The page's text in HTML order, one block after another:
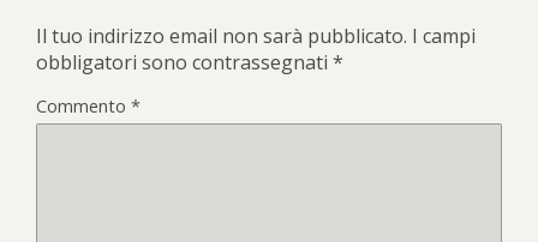
Il tuo indirizzo email non sarà pubblicato. I campi
obbligatori sono contrassegnati *
Commento *